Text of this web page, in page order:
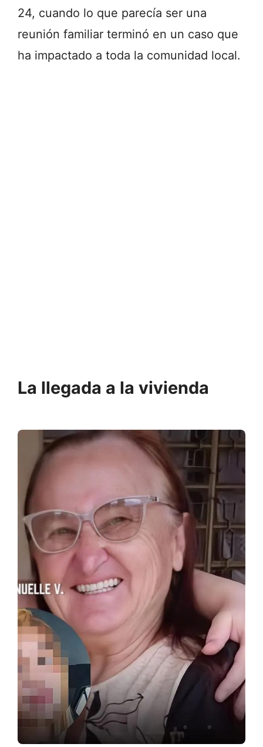
24, cuando lo que parecía ser una
reunión familiar terminó en un caso que
ha impactado a toda la comunidad local.
La llegada a la vivienda